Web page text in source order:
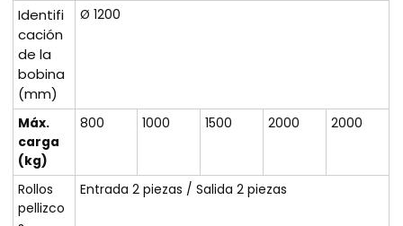
Identifi
cación
de la
bobina
(mm)
Ø 1200
Máx.
carga
(kg)
800 1000 1500 2000 2000
Rollos
pellizco
Entrada 2 piezas / Salida 2 piezas